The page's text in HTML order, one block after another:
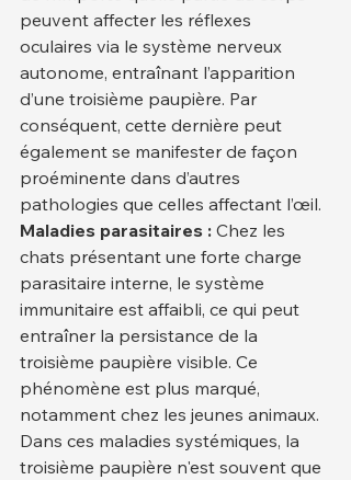
peuvent affecter les réflexes
oculaires via le système nerveux
autonome, entraînant l’apparition
d’une troisième paupière. Par
conséquent, cette dernière peut
également se manifester de façon
proéminente dans d’autres
pathologies que celles affectant l’œil.
Maladies parasitaires : Chez les
chats présentant une forte charge
parasitaire interne, le système
immunitaire est affaibli, ce qui peut
entraîner la persistance de la
troisième paupière visible. Ce
phénomène est plus marqué,
notamment chez les jeunes animaux.
Dans ces maladies systémiques, la
troisième paupière n'est souvent que